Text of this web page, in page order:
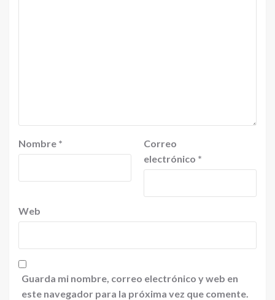
Nombre *
Correo
electrónico *
Web
Guarda mi nombre, correo electrónico y web en
este navegador para la próxima vez que comente.